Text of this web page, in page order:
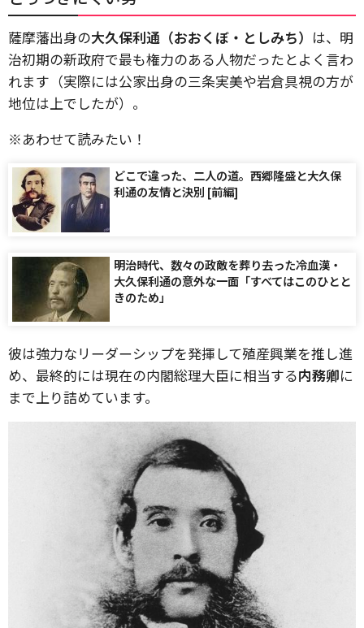
薩摩藩出身の大久保利通（おおくぼ・としみち） は、明
治初期の新政府で最も権力のある人物だったとよく言わ
れます（実際には公家出身の三条実美や岩倉具視の方が
地位は上でしたが）。
※あわせて読みたい！
どこで違った、二人の道。西郷隆盛と大久保
利通の友情と決別 [前編]
明治時代、数々の政敵を葬り去った冷血漢・
大久保利通の意外な一面「すべてはこのひとと
きのため」
彼は強力なリーダーシップを発揮して殖産興業を推し進
め、最終的には現在の内閣総理大臣に相当する内務卿に
まで上り詰めています。